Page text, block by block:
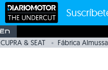
CUPRA & SEAT Fábrica